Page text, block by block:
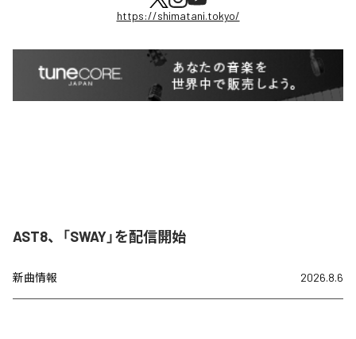
https://shimatani.tokyo/
AST8、「SWAY」を配信開始
新曲情報 2026.8.6